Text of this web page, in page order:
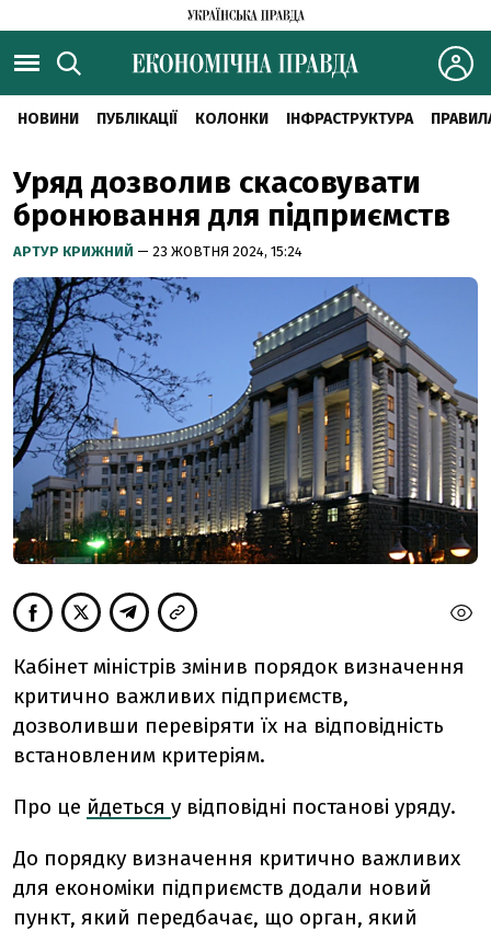
НОВИНИ ПУБЛІКАЦІЇ КОЛОНКИ ІНФРАСТРУКТУРА
Уряд дозволив скасовувати
бронювання для підприємств
АРТУР КРИЖНИЙ — 23 ЖОВТНЯ 2024, 15:24
Кабінет міністрів змінив порядок визначення
критично важливих підприємств,
дозволивши перевіряти їх на відповідність
встановленим критеріям.
Про це йдеться у відповідні постанові уряду.
До порядку визначення критично важливих
для економіки підприємств додали новий
пункт, який передбачає, що орган, який